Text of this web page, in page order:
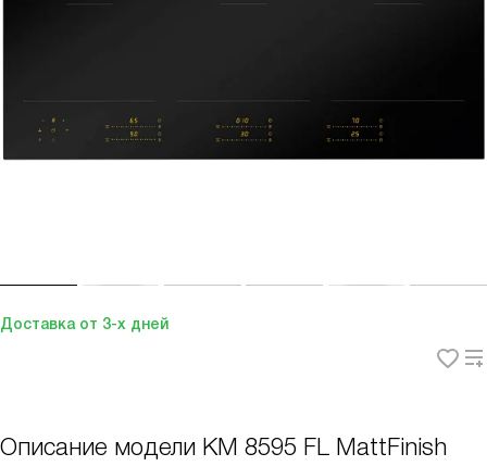
Доставка от 3-х дней
Описание модели KM 8595 FL MattFinish